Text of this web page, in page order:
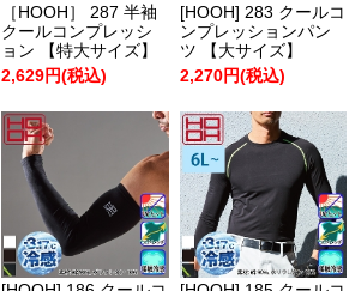
［HOOH］ 287 半袖
クールコンプレッシ
ョン 【特大サイズ】
2,629円(税込)
[HOOH] 283 クールコ
ンプレッションパン
ツ 【大サイズ】
2,270円(税込)